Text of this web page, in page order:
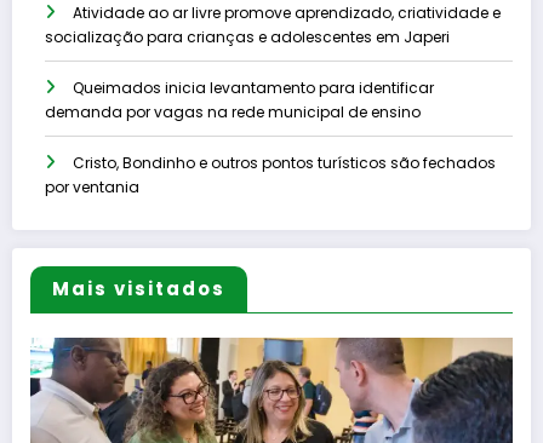
Atividade ao ar livre promove aprendizado, criatividade e
socialização para crianças e adolescentes em Japeri
Queimados inicia levantamento para identificar
demanda por vagas na rede municipal de ensino
Cristo, Bondinho e outros pontos turísticos são fechados
por ventania
Mais visitados